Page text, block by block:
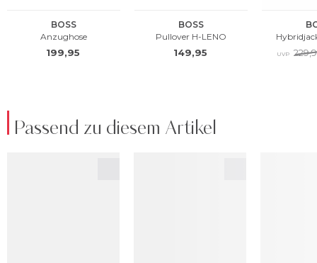
Passend zu diesem Artikel